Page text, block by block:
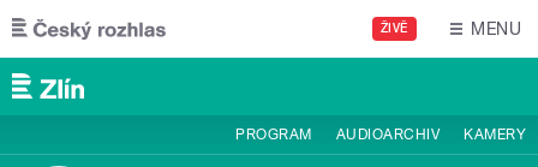
Přejít k hlavnímu obsahu
ŽIVĚ MENU
PROGRAM AUDIOARCHIV KAMERY